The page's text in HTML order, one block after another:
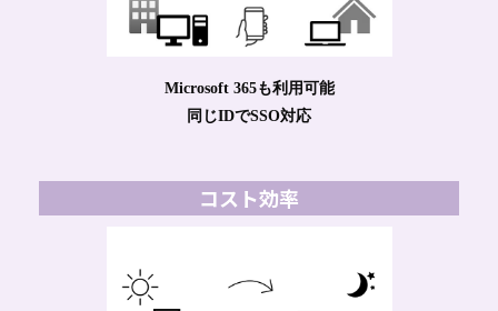
Microsoft 365も利用可能
同じIDでSSO対応
コスト効率